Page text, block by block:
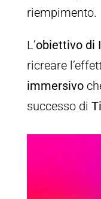
riempimento.
L’obiettivo di
ricreare
immersivo
successo di